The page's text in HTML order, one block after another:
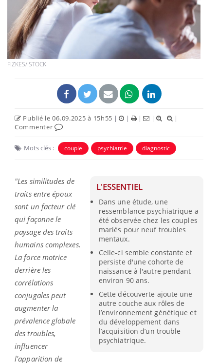
FIZKES/ISTOCK
Publié le 06.09.2025 à 15h55 | | | |
|
Commenter
Mots clés : couple psychiatrie diagnostic
L'ESSENTIEL
Dans une étude, une
ressemblance psychiatrique a
été observée chez les couples
mariés pour neuf troubles
mentaux.
Celle-ci semble constante et
persiste d'une cohorte de
naissance à l'autre pendant
environ 90 ans.
Cette découverte ajoute une
autre couche aux rôles de
l’environnement génétique et
du développement dans
l’acquisition d’un trouble
psychiatrique.
"Les similitudes de
traits entre époux
sont un facteur clé
qui façonne le
paysage des traits
humains complexes.
La force motrice
derrière les
corrélations
conjugales peut
augmenter la
prévalence globale
des troubles,
influencer
l'apparition de